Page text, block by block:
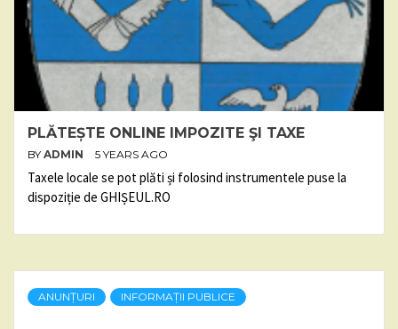
PLĂTEȘTE ONLINE IMPOZITE ŞI TAXE
BY ADMIN 5 YEARS AGO
Taxele locale se pot plăti și folosind instrumentele puse la
dispoziție de GHIȘEUL.RO
ANUNȚURI INFORMAȚII PUBLICE